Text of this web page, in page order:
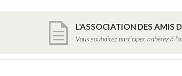
L'ASSOCIATION DES AMIS
Vous souhaitez participer, adhérez à